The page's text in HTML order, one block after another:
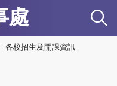
處
各校招生及開課資訊